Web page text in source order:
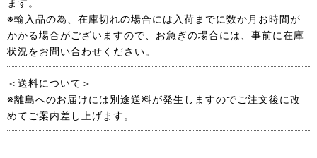
ます。
※輸入品の為、在庫切れの場合には入荷までに数か月お時間が
かかる場合がございますので、お急ぎの場合には、事前に在庫
状況をお問い合わせください。
＜送料について＞
※離島へのお届けには別途送料が発生しますのでご注文後に改
めてご案内差し上げます。